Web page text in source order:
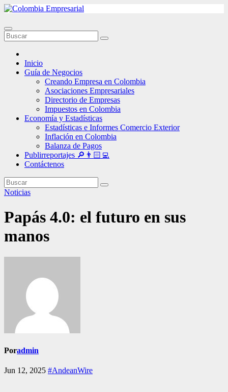
Ir
contenido
Inicio
Guía de Negocios
Creando Empresa en Colombia
Asociaciones Empresariales
Directorio de Empresas
Impuestos en Colombia
Economía y Estadísticas
Estadísticas e Informes Comercio Exterior
Inflación en Colombia
Balanza de Pagos
Publirreportajes 🔎👨🏻‍💻
Contáctenos
Noticias
Papás 4.0: el futuro en sus
manos
Poradmin
Jun 12, 2025 #AndeanWire